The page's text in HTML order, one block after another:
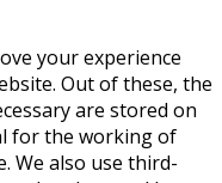
your experience
Out of these, the
are stored on
for the working of
We also use third-